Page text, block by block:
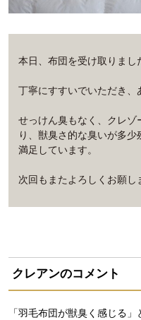
本日、布団を受け取りまし
丁寧にすすいでいただき、
せっけん臭もなく、クレ
り、獣臭さ的な臭いが多
満足しています。
次回もまたよろしくお願し
クレアンのコメント
「羽毛布団が獣臭く感じる